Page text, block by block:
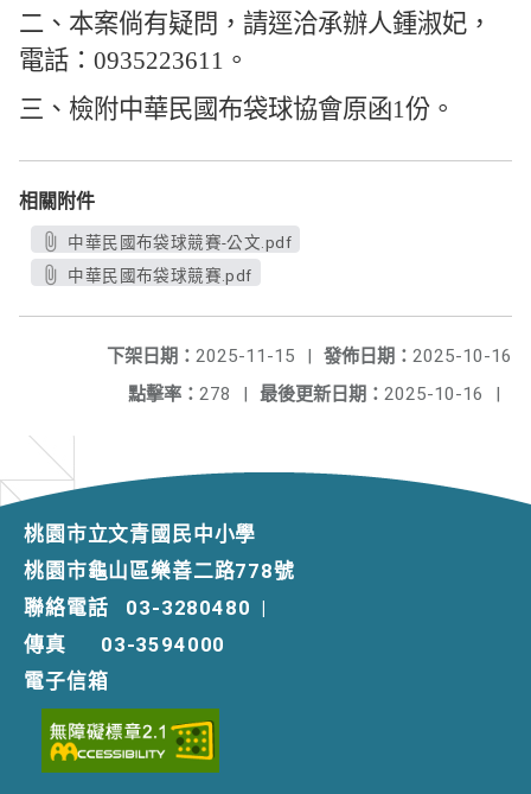
二、本案倘有疑問，請逕洽承辦人鍾淑妃，
電話：0935223611。
三、檢附中華民國布袋球協會原函1份。
相關附件
中華民國布袋球競賽-公文.pdf
中華民國布袋球競賽.pdf
發佈日期： 2025-10-16
下架日期： 2025-11-15
|
最後更新日期： 2025-10-16 |
點擊率： 278 |
桃園市立文青國民中小學
桃園市龜山區樂善二路778號
聯絡電話
03-3280480 |
傳真
03-3594000
電子信箱